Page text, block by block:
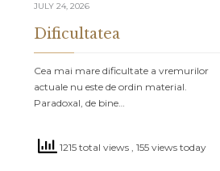
JULY 24, 2026
Dificultatea
Cea mai mare dificultate a vremurilor
actuale nu este de ordin material.
Paradoxal, de bine…
1215 total views , 155 views today